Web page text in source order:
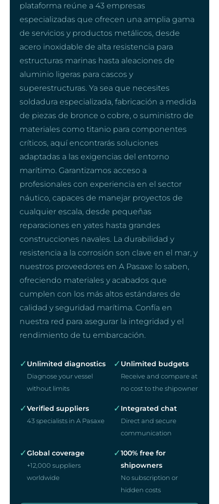
plataforma reúne a 43 empresas
especializadas que ofrecen una amplia gama
de servicios y productos metálicos, desde
acero inoxidable de alta resistencia para
estructuras marinas hasta aleaciones de
aluminio ligeras para cascos y
superestructuras. Ya sea que necesites
soldadura especializada, fabricación a medida
de piezas de bronce o cobre, o suministro de
materiales como titanio para componentes
críticos, aquí encontrarás soluciones
adaptadas a las exigencias del entorno
marítimo. Garantizamos acceso a
profesionales con experiencia en el sector
náutico, capaces de manejar proyectos de
cualquier escala, desde pequeñas
reparaciones en yates hasta grandes
construcciones navales. La durabilidad y
resistencia a la corrosión son clave en el mar, y
nuestros proveedores en A Pasaxe lo saben,
ofreciendo materiales y acabados que
cumplen con los más altos estándares de
calidad y seguridad marítima. Confía en
nuestra red para asegurar la integridad y el
rendimiento de tu embarcación.
✓ Unlimited diagnostics
Diagnose your vessel
without limits
✓ Unlimited budgets
Receive and compare at
no cost to the shipowner
✓Verified suppliers
43 specialists in A Pasaxe
✓ Integrated chat
Direct and secure
communication
✓Global coverage
+12,000 suppliers
worldwide
✓100% free for
shipowners
No subscription or
hidden costs